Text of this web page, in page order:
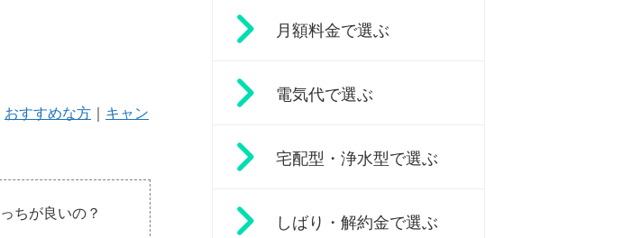
おすすめな方 ｜ キャン
ちが良いの？
月額料金で選ぶ
電気代で選ぶ
宅配型・浄水型で選ぶ
しばり・解約金で選ぶ